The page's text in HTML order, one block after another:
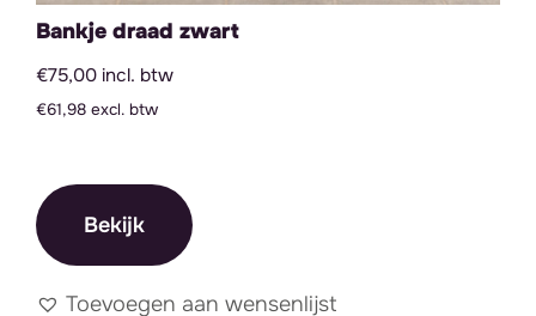
Bankje draad zwart
€75,00 incl. btw
€61,98 excl. btw
Bekijk
Toevoegen aan wensenlijst